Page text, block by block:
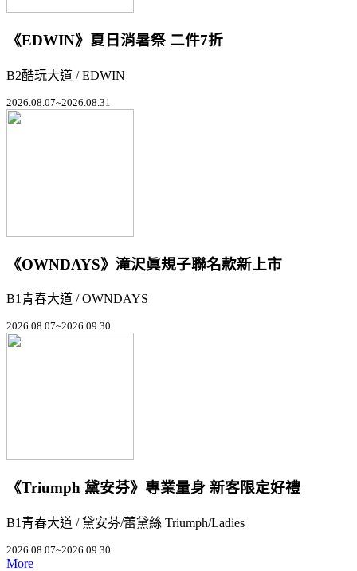
《EDWIN》夏日消暑祭 二件7折
B2酷玩大道 / EDWIN
2026.08.07~2026.08.31
《OWNDAYS》滝沢眞規子聯名款新上市
B1青春大道 / OWNDAYS
2026.08.07~2026.09.30
《Triumph 黛安芬》專業量身 新客限定好禮
B1青春大道 / 黛安芬/蕾黛絲 Triumph/Ladies
2026.08.07~2026.09.30
More